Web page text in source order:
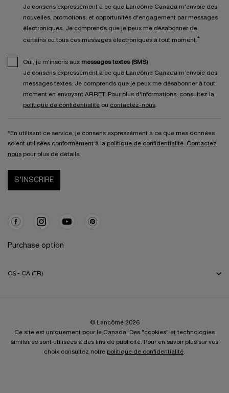
Je consens expressément à ce que Lancôme Canada m'envoie des
nouvelles, promotions, et opportunités d'engagement par messages
électroniques. Je comprends que je peux me désabonner de
certains ou tous ces messages électroniques à tout moment. *
Oui, je m'inscris aux messages textes (SMS)
Je consens expressément à ce que Lancôme Canada m’envoie des
messages textes. Je comprends que je peux me désabonner à tout
moment en envoyant ARRET. Pour plus d'informations, consultez la
politique de confidentialité ou contactez-nous
*En utilisant ce service, je consens expressément à ce que mes données
soient utilisées conformément à la politique de confidentialité.
Contactez
nous pour plus de détails.
S'INSCRIRE
Purchase option
C$ - CA (FR)
© Lancôme 2026
Ce site est uniquement pour le Canada. Des "cookies" et technologies
similaires sont utilisées à des fins de publicité. Pour en savoir plus sur vos
choix consultez notre politique de confidentialité